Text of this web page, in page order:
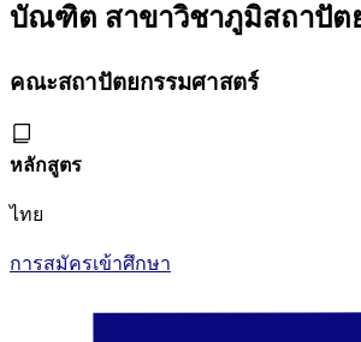
บัณฑิต สาขาวิชาภูมิสถาปัต
คณะสถาปัตยกรรมศาสตร์
หลักสูตร
ไทย
การสมัครเข้าศึกษา